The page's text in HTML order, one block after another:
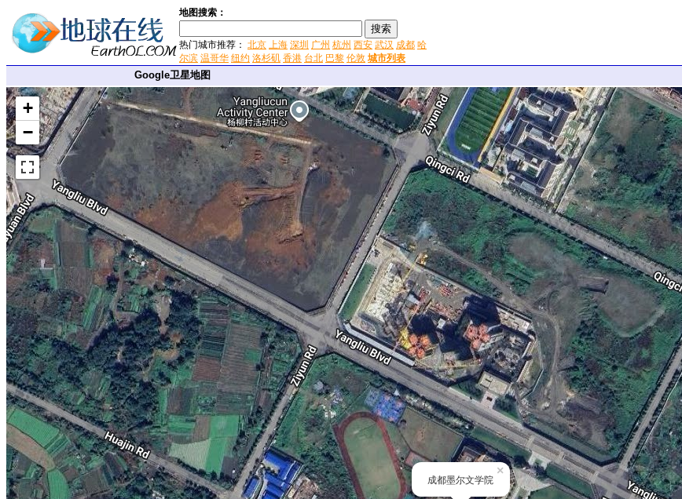
地图搜索：
热门城市推荐： 北京 上海 深圳 广州 杭州 西安 武汉 成都 哈
尔滨 温哥华 纽约 洛杉矶 香港 台北 巴黎 伦敦 城市列表
Google卫星地图
成都墨尔文学院
×
+
−